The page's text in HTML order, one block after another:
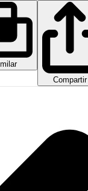
Compartir